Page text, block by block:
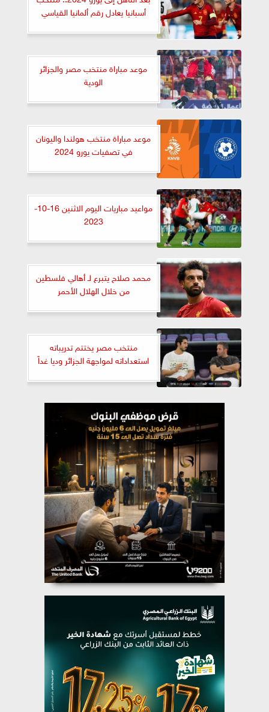
أسبانيا يعادل رقم ألمانيا القياسي
موعد مباراة منتخب مصر والجزائر
الودية
موعد مباراة منتخب هولندا واليونان
في تصفيات يورو 2024
مواعيد مباريات اليوم الاثنين 16-10-
2023
محمد صلاح يتبرع لـ أهالي فلسطين
من خلال الهلال الأحمر
منتخب مصر يختتم تدريباته
استعداداته لمواجهة الجزائر وديا غداً